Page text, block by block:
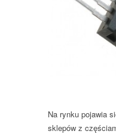
Na rynku pojawia
sklepów z